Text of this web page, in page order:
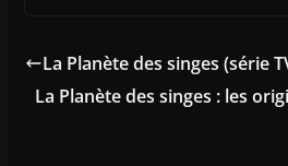
La Planète des singes (série
La Planète des singes : les